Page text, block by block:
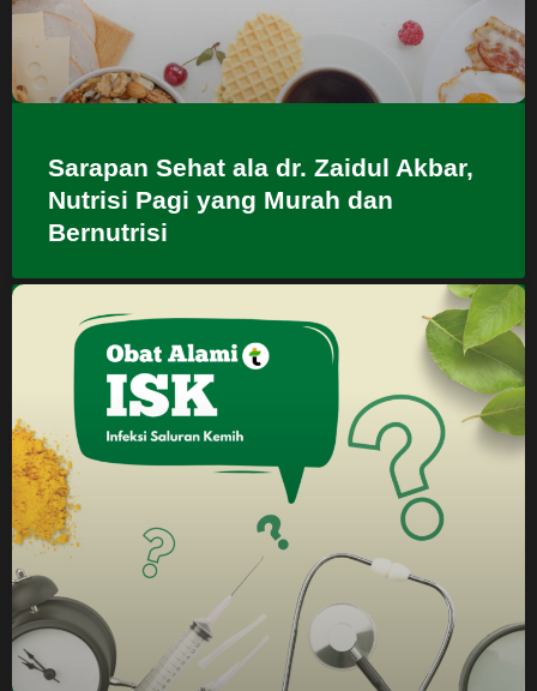
Sarapan Sehat ala dr. Zaidul Akbar,
Nutrisi Pagi yang Murah dan
Bernutrisi